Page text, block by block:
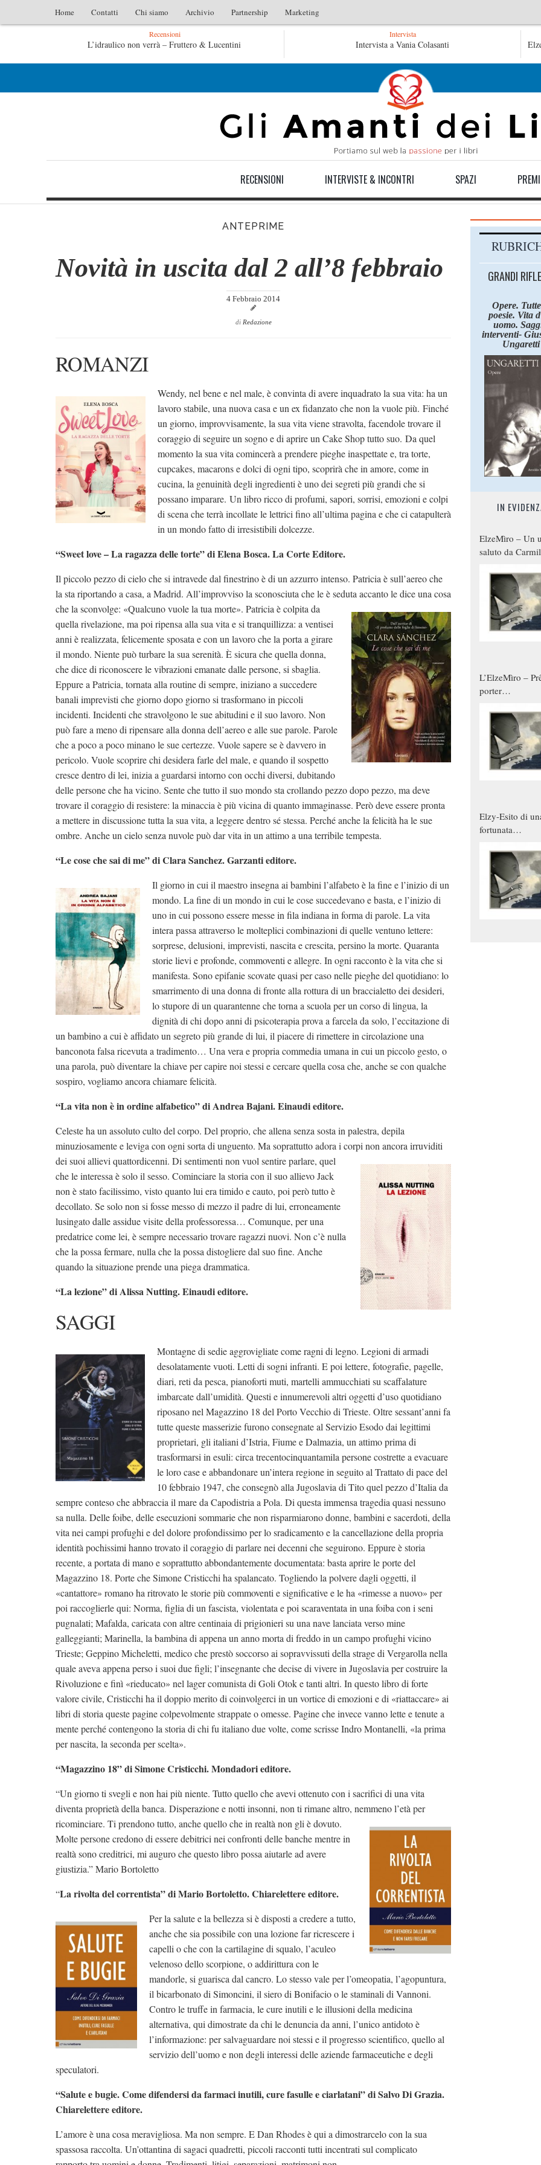
Home Contatti Chi siamo Archivio Partnership Marketing
Recensioni
L’idraulico non verrà – Fruttero & Lucentini Le anime salve di Fabrizio De André – Jan Gaggetta
Intervista
Intervista a Vania Colasanti
RECENSIONI INTERVISTE & INCONTRI SPAZI
ANTEPRIME
Novità in uscita dal 2 all’8 febbraio
4 Febbraio 2014
di Redazione
ROMANZI
Wendy, nel bene e nel male, è convinta di avere inquadrato la sua vita: ha un
lavoro stabile, una nuova casa e un ex fidanzato che non la vuole più. Finché
un giorno, improvvisamente, la sua vita viene stravolta, facendole trovare il
coraggio di seguire un sogno e di aprire un Cake Shop tutto suo. Da quel
momento la sua vita comincerà a prendere pieghe inaspettate e, tra torte,
cupcakes, macarons e dolci di ogni tipo, scoprirà che in amore, come in
cucina, la genuinità degli ingredienti è uno dei segreti più grandi che si
possano imparare. Un libro ricco di profumi, sapori, sorrisi, emozioni e colpi
di scena che terrà incollate le lettrici fino all’ultima pagina e che ci catapulterà
in un mondo fatto di irresistibili dolcezze.
“Sweet love – La ragazza delle torte” di Elena Bosca. La Corte Editore.
Il piccolo pezzo di cielo che si intravede dal finestrino è di un azzurro intenso. Patricia è sull’aereo che
la sta riportando a casa, a Madrid. All’improvviso la sconosciuta che le è seduta accanto le diceuna cosa
che la sconvolge: «Qualcuno vuole la tua morte». Patricia è colpita da
quella rivelazione, ma poi ripensa alla sua vita e si tranquillizza: a ventisei
anni è realizzata, felicemente sposata e con un lavoro che la porta a girare
il mondo. Niente può turbare la sua serenità. È sicura che quella donna,
che dice di riconoscere le vibrazioni emanate dalle persone, si sbaglia.
Eppure a Patricia, tornata alla routine di sempre, iniziano a succedere
banali imprevisti che giorno dopo giorno si trasformano in piccoli
incidenti. Incidenti che stravolgono le sue abitudini e il suo lavoro. Non
può fare a meno di ripensare alla donna dell’aereo e alle sue parole. Parole
che a poco a poco minano le sue certezze. Vuole sapere se è davvero in
pericolo. Vuole scoprire chi desidera farle del male, e quando il sospetto
cresce dentro di lei, inizia a guardarsi intorno con occhi diversi, dubitando
delle persone che ha vicino. Sente che tutto il suo mondo sta crollando pezzo dopo pezzo, ma deve
trovare il coraggio di resistere: la minaccia è più vicina di quanto immaginasse. Però deve essere pronta
a mettere in discussione tutta la sua vita, a leggere dentro sé stessa. Perché anche la felicità ha le sue
ombre. Anche un cielo senza nuvole può dar vita in un attimo a una terribile tempesta.
“Le cose che sai di me” di Clara Sanchez. Garzanti editore.
Il giorno in cui il maestro insegna ai bambini l’alfabeto è la fine e l’inizio di un
mondo. La fine di un mondo in cui le cose succedevano e basta, e l’inizio di
uno in cui possono essere messe in fila indiana in forma di parole. La vita
intera passa attraverso le molteplici combinazioni di quelle ventuno lettere:
sorprese, delusioni, imprevisti, nascita e crescita, persino la morte. Quaranta
storie lievi e profonde, commoventi e allegre. In ogni racconto è la vita che si
manifesta. Sono epifanie scovate quasi per caso nelle pieghe del quotidiano: lo
smarrimento di una donna di fronte alla rottura di un braccialetto dei desideri,
lo stupore di un quarantenne che torna a scuola per un corso di lingua, la
dignità di chi dopo anni di psicoterapia prova a farcela da solo, l’eccitazione di
un bambino a cui è affidato un segreto più grande di lui, il piacere di rimettere in circolazione una
banconota falsa ricevuta a tradimento… Una vera e propria commedia umana in cui un piccolo gesto, o
una parola, può diventare la chiave per capire noi stessi e cercare quella cosa che, anche se con qualche
sospiro, vogliamo ancora chiamare felicità.
“La vita non è in ordine alfabetico” di Andrea Bajani. Einaudi editore.
Celeste ha un assoluto culto del corpo. Del proprio, che allena senza sosta in palestra, depila
minuziosamente e leviga con ogni sorta di unguento. Ma soprattutto adora i corpi non ancora irruviditi
dei suoi allievi quattordicenni. Di sentimenti non vuol sentire parlare, quel
che le interessa è solo il sesso. Cominciare la storia con il suo allievo Jack
non è stato facilissimo, visto quanto lui era timido e cauto, poi però tutto è
decollato. Se solo non si fosse messo di mezzo il padre di lui, erroneamente
lusingato dalle assidue visite della professoressa… Comunque, per una
predatrice come lei, è sempre necessario trovare ragazzi nuovi. Non c’è nulla
che la possa fermare, nulla che la possa distogliere dal suo fine. Anche
quando la situazione prende una piega drammatica.
“La lezione” di Alissa Nutting. Einaudi editore.
SAGGI
Montagne di sedie aggrovigliate come ragni di legno. Legioni di armadi
desolatamente vuoti. Letti di sogni infranti. E poi lettere, fotografie, pagelle,
diari, reti da pesca, pianoforti muti, martelli ammucchiati su scaffalature
imbarcate dall’umidità. Questi e innumerevoli altri oggetti d’uso quotidiano
riposano nel Magazzino 18 del Porto Vecchio di Trieste. Oltre sessant’anni fa
tutte queste masserizie furono consegnate al Servizio Esodo dai legittimi
proprietari, gli italiani d’Istria, Fiume e Dalmazia, un attimo prima di
trasformarsi in esuli: circa trecentocinquantamila persone costrette a evacuare
le loro case e abbandonare un’intera regione in seguito al Trattato di pace del
10 febbraio 1947, che consegnò alla Jugoslavia di Tito quel pezzo d’Italia da
sempre conteso che abbraccia il mare da Capodistria a Pola. Di questa immensa tragedia quasi nessuno
sa nulla. Delle foibe, delle esecuzioni sommarie che non risparmiarono donne, bambini e sacerdoti, della
vita nei campi profughi e del dolore profondissimo per lo sradicamento e la cancellazione della propria
identità pochissimi hanno trovato il coraggio di parlare nei decenni che seguirono. Eppure è storia
recente, a portata di mano e soprattutto abbondantemente documentata: basta aprire le porte del
Magazzino 18. Porte che Simone Cristicchi ha spalancato. Togliendo la polvere dagli oggetti, il
«cantattore» romano ha ritrovato le storie più commoventi e significative e le ha «rimesse a nuovo» per
poi raccoglierle qui: Norma, figlia di un fascista, violentata e poi scaraventata in una foiba con i seni
pugnalati; Mafalda, caricata con altre centinaia di prigionieri su una nave lanciata verso mine
galleggianti; Marinella, la bambina di appena un anno morta di freddo in un campo profughi vicino
Trieste; Geppino Micheletti, medico che prestò soccorso ai sopravvissuti della strage di Vergarolla nella
quale aveva appena perso i suoi due figli; l’insegnante che decise di vivere in Jugoslavia per costruire la
Rivoluzione e finì «rieducato» nel lager comunista di Goli Otok e tanti altri. In questo libro di forte
valore civile, Cristicchi ha il doppio merito di coinvolgerci in un vortice di emozioni e di «riattaccare» ai
libri di storia queste pagine colpevolmente strappate o omesse. Pagine che invece vanno lette e tenute a
mente perché contengono la storia di chi fu italiano due volte, come scrisse Indro Montanelli, «la prima
per nascita, la seconda per scelta».
“Magazzino 18” di Simone Cristicchi. Mondadori editore.
“Un giorno ti svegli e non hai più niente. Tutto quello che avevi ottenuto con i sacrifici di una vita
diventa proprietà della banca. Disperazione e notti insonni, non ti rimane altro, nemmeno l’età per
ricominciare. Ti prendonotutto, anche quello che in realtà non gli è dovuto.
Molte persone credono di essere debitrici nei confronti delle banche mentre in
realtà sono creditrici, mi auguro che questo libro possa aiutarle ad avere
giustizia.” Mario Bortoletto
“La rivolta del correntista” di Mario Bortoletto. Chiarelettere editore.
Per la salute e la bellezza si è disposti a credere a tutto,
anche che sia possibile con una lozione far ricrescere i
capelli o che con la cartilagine di squalo, l’aculeo
velenoso dello scorpione, o addirittura con le
mandorle, si guarisca dal cancro. Lo stesso vale per l’omeopatia, l’agopuntura,
il bicarbonato di Simoncini, il siero di Bonifacio o le staminali di Vannoni.
Contro le truffe in farmacia, le cure inutili e le illusioni della medicina
alternativa, qui dimostrate da chi le denuncia da anni, l’unico antidoto è
l’informazione: per salvaguardare noi stessi e il progresso scientifico, quello al
servizio dell’uomo e non degli interessi delle aziende farmaceutiche e degli
speculatori.
“Salute e bugie. Come difendersi da farmaci inutili, cure fasulle e ciarlatani” di Salvo Di Grazia.
Chiarelettere editore.
L’amore è una cosa meravigliosa. Ma non sempre. E Dan Rhodes è qui a dimostrarcelo con la sua
spassosa raccolta. Un’ottantina di sagaci quadretti, piccoli racconti tutti incentrati sul complicato
GRANDI
Opere.
poesie. Vita
uomo.
interventi-
Ungaretti
IN
ElzeMìro – Un
saluto da
qualche modo
donne
L’ElzeMìro –
porter
Elzy-Esito di
fortunata